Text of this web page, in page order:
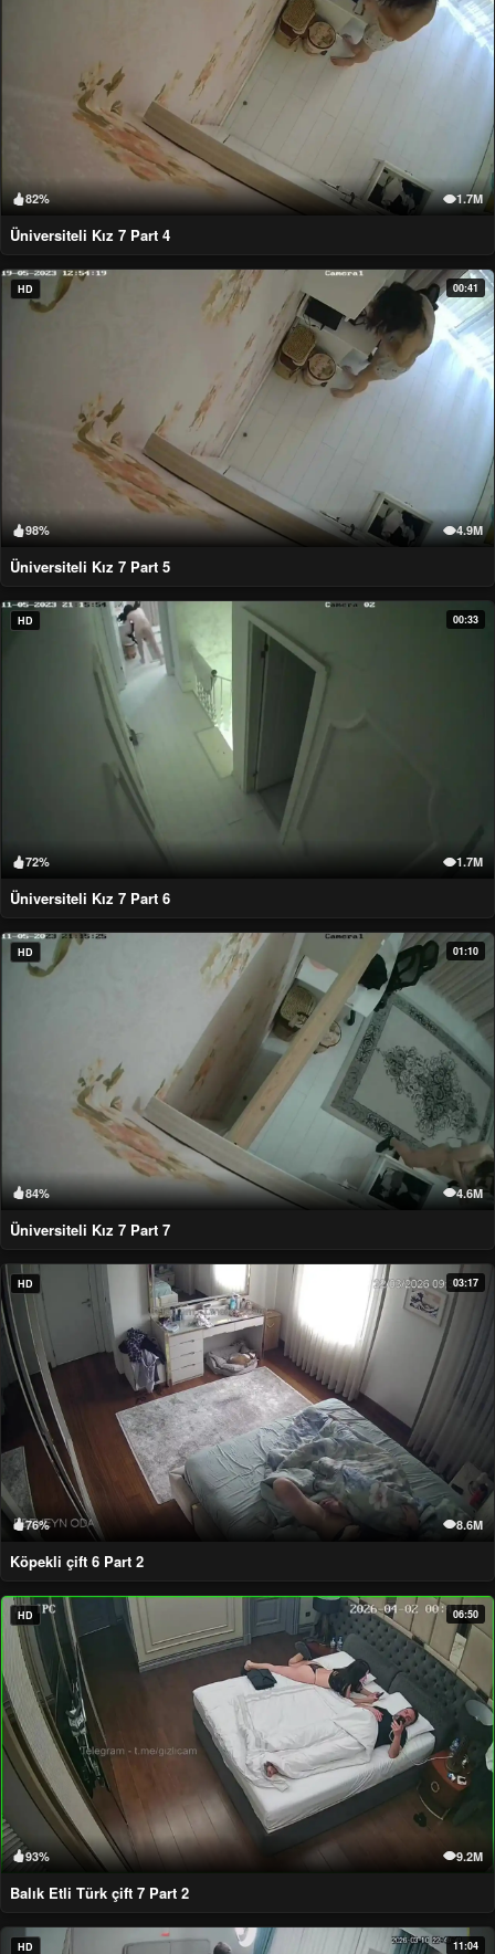
82% 1.7M
Üniversiteli Kız 7 Part 4
HD 00:41
98% 4.9M
Üniversiteli Kız 7 Part 5
HD 00:33
72% 1.7M
Üniversiteli Kız 7 Part 6
HD 01:10
84% 4.6M
Üniversiteli Kız 7 Part 7
HD 03:17
76% 8.6M
Köpekli çift 6 Part 2
HD 06:50
93% 9.2M
Balık Etli Türk çift 7 Part 2
HD 11:04